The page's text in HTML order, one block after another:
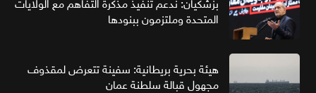
بزشكيان: ندعم تنفيذ مذكرة التفاهم مع الولايات
المتحدة وملتزمون ببنودها
هيئة بحرية بريطانية: سفينة تتعرض لمقذوف
مجهول قبالة سلطنة عمان